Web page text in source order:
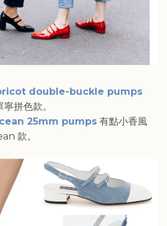
double-buckle pumps
拼色款。
25mm pumps 有點小香風
款。